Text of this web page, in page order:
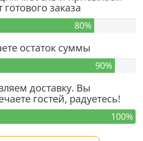
заказа
80%
остаток суммы
90%
доставку. Вы
гостей, радуетесь!
100%